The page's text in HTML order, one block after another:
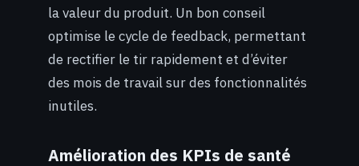
la valeur du produit. Un bon conseil
optimise le cycle de feedback, permettant
de rectifier le tir rapidement et d’éviter
des mois de travail sur des fonctionnalités
inutiles.
Amélioration des KPIs de santé